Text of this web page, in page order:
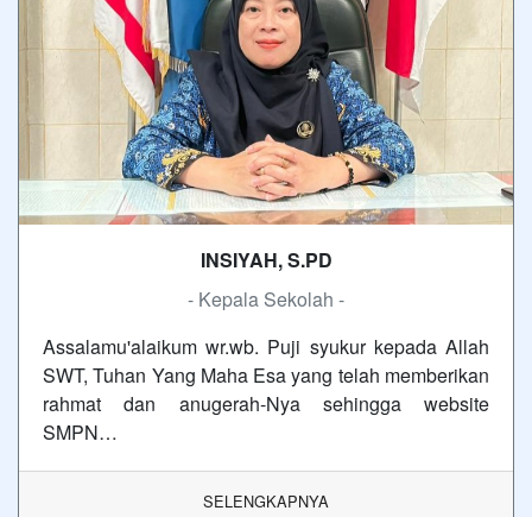
INSIYAH, S.PD
- Kepala Sekolah -
Assalamu'alaikum wr.wb. Puji syukur kepada Allah
SWT, Tuhan Yang Maha Esa yang telah memberikan
rahmat dan anugerah-Nya sehingga website
SMPN…
SELENGKAPNYA